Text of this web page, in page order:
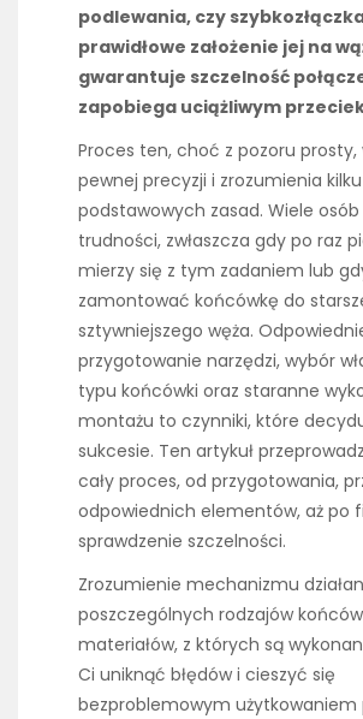
podlewania, czy
prawidłowe założenie jej na
gwarantuje szczelność
zapobiega uciążliwym
Proces ten, choć z pozoru
pewnej precyzji i zrozumienia kilku
podstawowych zasad. Wiele
trudności, zwłaszcza gdy po raz
mierzy się z tym zadaniem lub
zamontować końcówkę do
sztywniejszego węża.
przygotowanie narzędzi, wybór
typu końcówki oraz staranne
montażu to czynniki, które
sukcesie. Ten artykuł
cały proces, od przygotowania,
odpowiednich elementów, aż po
sprawdzenie szczelności.
Zrozumienie mechanizmu
poszczególnych rodzajów
materiałów, z których są
Ci uniknąć błędów i cieszyć się
bezproblemowym użytkowaniem